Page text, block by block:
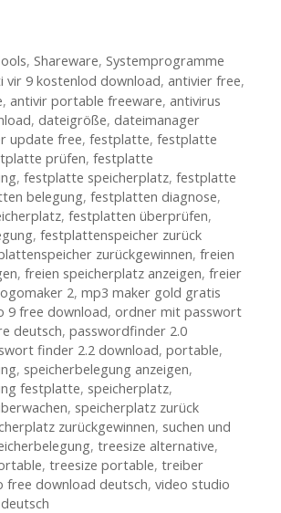
, Shareware, Systemprogramme
vir 9 kostenlod download, antivier free,
, antivir portable freeware, antivirus
, dateigröße, dateimanager
update free, festplatte, festplatte
prüfen, festplatte
, festplatte speicherplatz, festplatte
belegung, festplatten diagnose,
, festplatten überprüfen,
, festplattenspeicher zurück
zurückgewinnen, freien
, freien speicherplatz anzeigen, freier
2, mp3 maker gold gratis
9 free download, ordner mit passwort
deutsch, passwordfinder 2.0
finder 2.2 download, portable,
, speicherbelegung anzeigen,
festplatte, speicherplatz,
, speicherplatz zurück
zurückgewinnen, suchen und
, treesize alternative,
, treesize portable, treiber
free download deutsch, video studio